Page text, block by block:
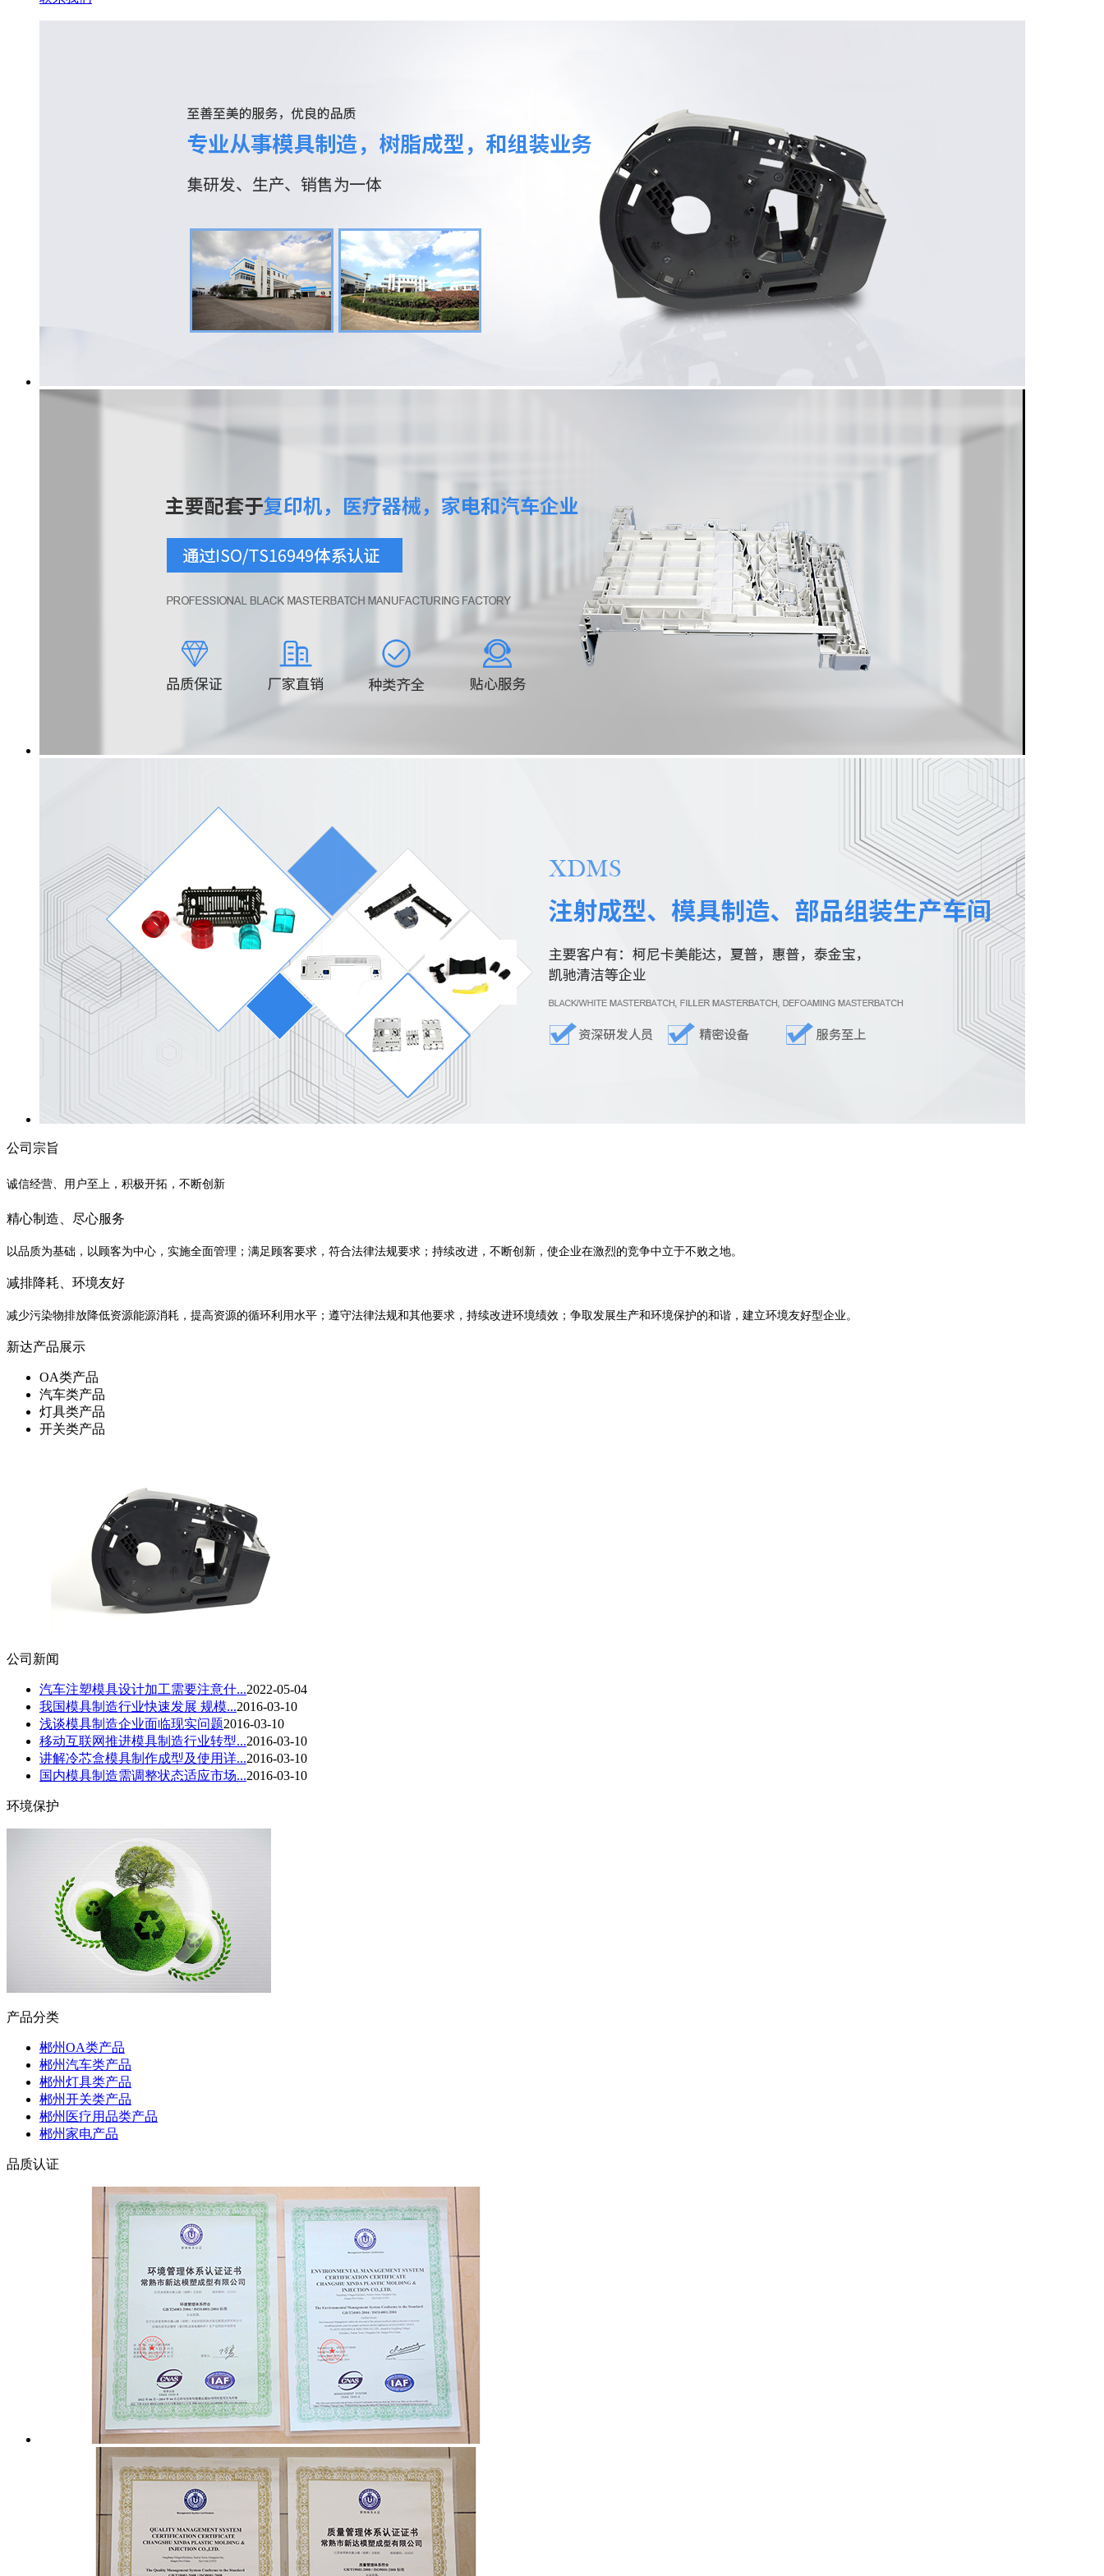
公司宗旨
诚信经营、用户至上，积极开拓，不断创新
精心制造、尽心服务
以品质为基础，以顾客为中心，实施全面管理；满足顾客要求，符合法律法规要求；持续改进，不断创新，使企业在激烈的竞争中立于不败之地。
减排降耗、环境友好
减少污染物排放降低资源能源消耗，提高资源的循环利用水平；遵守法律法规和其他要求，持续改进环境绩效；争取发展生产和环境保护的和谐，建立环境友好型企业。
新达产品展示
OA类产品
汽车类产品
灯具类产品
开关类产品
公司新闻
汽车注塑模具设计加工需要注意什...2022-05-04
我国模具制造行业快速发展 规模...2016-03-10
浅谈模具制造企业面临现实问题2016-03-10
移动互联网推进模具制造行业转型...2016-03-10
讲解冷芯盒模具制作成型及使用详...2016-03-10
国内模具制造需调整状态适应市场...2016-03-10
环境保护
产品分类
郴州OA类产品
郴州汽车类产品
郴州灯具类产品
郴州开关类产品
郴州医疗用品类产品
郴州家电产品
品质认证